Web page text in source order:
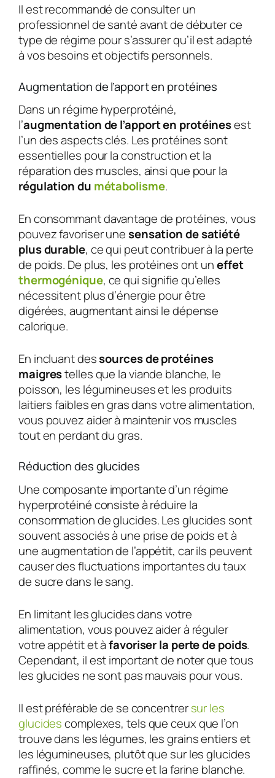
Il est recommandé de consulter un
professionnel de santé avant de débuter ce
type de régime pour s’assurer qu’il est adapté
à vos besoins et objectifs personnels.
Augmentation de l’apport en protéines
Dans un régime hyperprotéiné,
l’augmentation de l’apport en protéinesest
l’un des aspects clés. Les protéines sont
essentielles pour la construction et la
réparation des muscles, ainsi que pour la
régulation du métabolisme.
En consommant davantage de protéines, vous
pouvez favoriser unesensation de satiété
plus durable, ce qui peut contribuer à la perte
de poids. De plus, les protéines ont uneffet
thermogénique, ce qui signifie qu’elles
nécessitent plus d’énergie pour être
digérées, augmentant ainsi le dépense
calorique.
En incluant dessources de protéines
maigrestelles que la viande blanche, le
poisson, les légumineuses et les produits
laitiers faibles en gras dans votre alimentation,
vous pouvez aider à maintenir vos muscles
tout en perdant du gras.
Réduction des glucides
Une composante importante d’un régime
hyperprotéiné consiste à réduire la
consommation de glucides. Les glucides sont
souvent associés à une prise de poids et à
une augmentation de l’appétit, car ils peuvent
causer des fluctuations importantes du taux
de sucre dans le sang.
En limitant les glucides dans votre
alimentation, vous pouvez aider à réguler
votre appétit et àfavoriser la perte de poids.
Cependant, il est important de noter que tous
les glucides ne sont pas mauvais pour vous.
Il est préférable de se concentrersur les
glucidescomplexes, tels que ceux que l’on
trouve dans les légumes, les grains entiers et
les légumineuses, plutôt que sur les glucides
raffinés, comme le sucre et la farine blanche.